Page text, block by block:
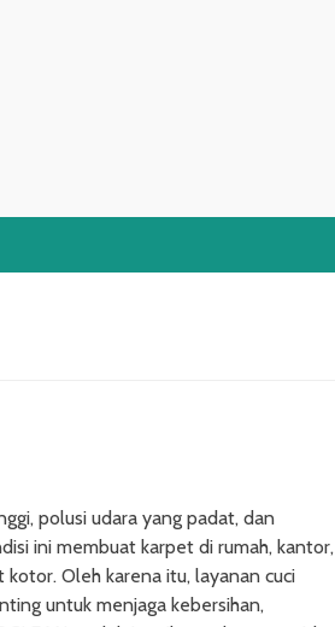
polusi udara yang padat, dan
ini membuat karpet di rumah, kantor,
Oleh karena itu, layanan cuci
untuk menjaga kebersihan,